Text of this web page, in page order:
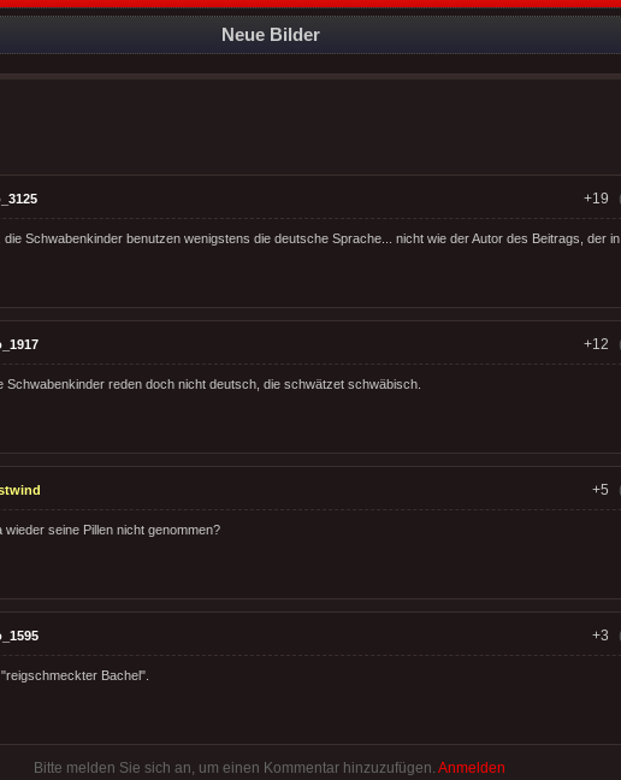
Neue Bilder
+19
Schwabenkinder benutzen wenigstens die deutsche Sprache... nicht wie der Autor des Beitrags, der
+12
Schwabenkinder reden doch nicht deutsch, die schwätzet schwäbisch.
+5
wieder seine Pillen nicht genommen?
+3
Bachel".
Bitte melden Sie sich an, um einen Kommentar hinzuzufügen. Anmelden